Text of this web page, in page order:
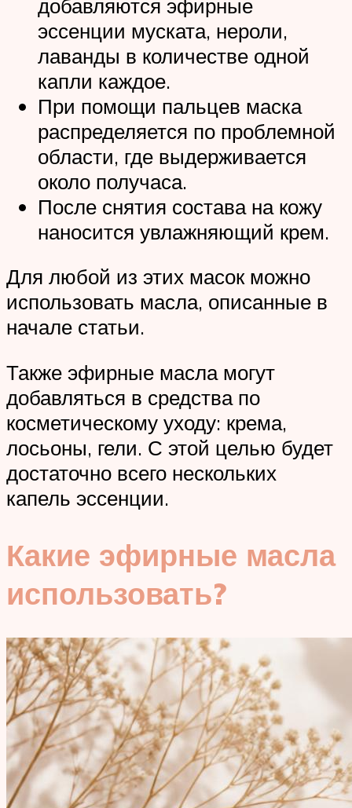
добавляются эфирные
эссенции муската, нероли,
лаванды в количестве одной
капли каждое.
При помощи пальцев маска
распределяется по проблемной
области, где выдерживается
около получаса.
После снятия состава на кожу
наносится увлажняющий крем.
Для любой из этих масок можно
использовать масла, описанные в
начале статьи.
Также эфирные масла могут
добавляться в средства по
косметическому уходу: крема,
лосьоны, гели. С этой целью будет
достаточно всего нескольких
капель эссенции.
Какие эфирные масла
использовать?